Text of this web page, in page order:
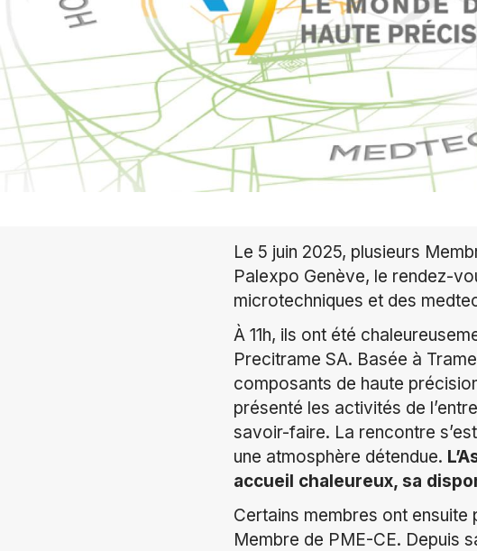
Le 5 juin 2025, plusieurs
Palexpo Genève, le rendez-
microtechniques et des
À 11h, ils ont été
Precitrame SA. Basée à
composants de haute
présenté les activités de
savoir-faire. La rencontre
une atmosphère détendue.
accueil chaleureux, sa
Certains membres ont ensuite
Membre de PME-CE. Depuis